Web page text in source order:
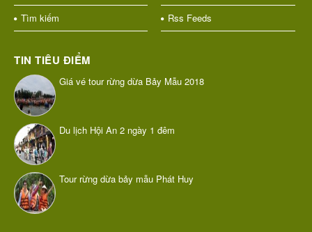
Tìm kiếm
Rss Feeds
TIN TIÊU ĐIỂM
Giá vé tour rừng dừa Bảy Mẫu 2018
Du lịch Hội An 2 ngày 1 đêm
Tour rừng dừa bảy mẫu Phát Huy